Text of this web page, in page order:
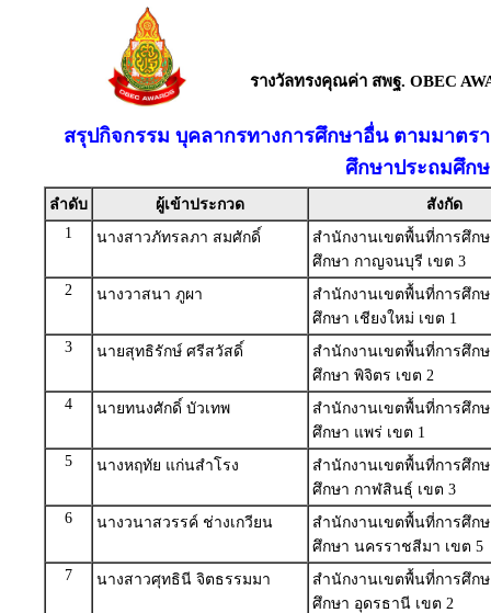
รางวัลทรงคุณค่า สพฐ. OBEC
สรุปกิจกรรม บุคลากรทางการศึกษาอื่น ตามมาตร
ศึกษาประถมศึก
ลำดับ ผู้เข้าประกวด
สังกัด
1
นางสาวภัทรลภา สมศักดิ์
สำนักงานเขตพื้นที่การศึก
ศึกษา กาญจนบุรี เขต 3
2
นางวาสนา ภูผา
สำนักงานเขตพื้นที่การศึก
ศึกษา เชียงใหม่ เขต 1
3
นายสุทธิรักษ์ ศรีสวัสดิ์
สำนักงานเขตพื้นที่การศึก
ศึกษา พิจิตร เขต 2
4
นายทนงศักดิ์ บัวเทพ
สำนักงานเขตพื้นที่การศึก
ศึกษา แพร่ เขต 1
5
นางหฤทัย แก่นสำโรง
สำนักงานเขตพื้นที่การศึก
ศึกษา กาฬสินธุ์ เขต 3
6
นางวนาสวรรค์ ช่างเกวียน
สำนักงานเขตพื้นที่การศึก
ศึกษา นครราชสีมา เขต 5
7
นางสาวศุทธินี จิตธรรมมา
สำนักงานเขตพื้นที่การศึก
ศึกษา อุดรธานี เขต 2